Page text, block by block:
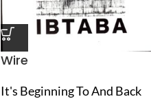
Wire
It's Beginning To And Back